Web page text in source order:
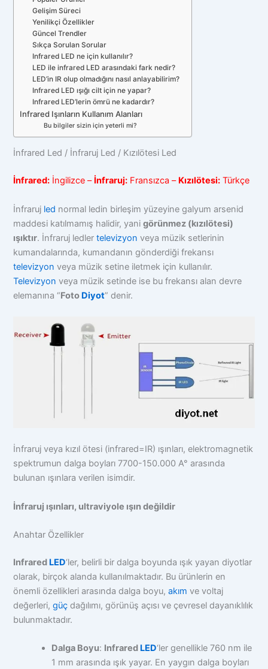
Gelişim Süreci
Yenilikçi Özellikler
Güncel Trendler
Sıkça Sorulan Sorular
Infrared LED ne için kullanılır?
LED ile infrared LED arasındaki fark nedir?
LED’in IR olup olmadığını nasıl anlayabilirim?
Infrared LED ışığı cilt için ne yapar?
Infrared LED’lerin ömrü ne kadardır?
Infrared Işınların Kullanım Alanları
Bu bilgiler sizin için yeterli mi?
İnfrared Led / İnfraruj Led / Kızılötesi Led
İnfrared: İngilizce – İnfraruj: Fransızca – Kızılötesi: Türkçe
İnfraruj led normal ledin birleşim yüzeyine galyum arsenid
maddesi katılmamış halidir, yanigörünmez (kızılötesi)
ışıktır. İnfraruj ledlertelevizyon veya müzik setlerinin
kumandalarında, kumandanın gönderdiği frekansı
televizyon veya müzik setine iletmek için kullanılır.
Televizyon veya müzik setinde ise bu frekansı alan devre
elemanına “Foto Diyot” denir.
İnfraruj veya kızıl ötesi (infrared=IR) ışınları, elektromagnetik
spektrumun dalga boyları 7700-150.000 A° arasında
bulunan ışınlara verilen isimdir.
İnfraruj ışınları, ultraviyole ışın değildir
Anahtar Özellikler
Infrared LED‘ler, belirli bir dalga boyunda ışık yayan diyotlar
olarak, birçok alanda kullanılmaktadır. Bu ürünlerin en
önemli özellikleri arasında dalga boyu,akım ve voltaj
değerleri,güç dağılımı, görünüş açısı ve çevresel dayanıklılık
bulunmaktadır.
Dalga Boyu: Infrared LED‘ler genellikle 760 nm ile
1 mm arasında ışık yayar. En yaygın dalga boyları